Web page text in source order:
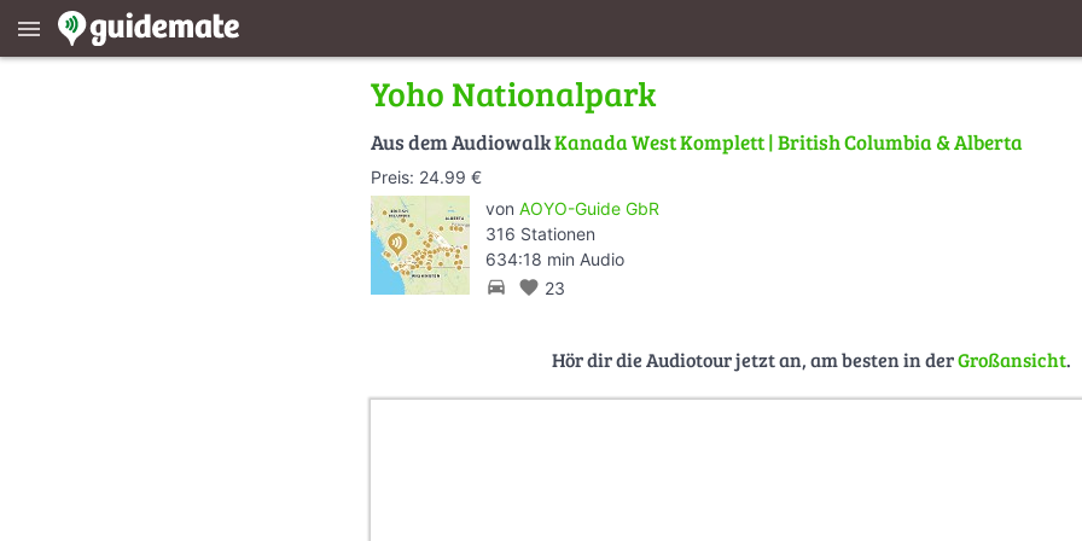
menu
Yoho Nationalpark
Aus dem AudiowalkKanada West Komplett | British Columbia & Alberta
Preis: 24.99 €
von AOYO-Guide GbR
316 Stationen
634:18 min Audio
directions_car favorite 23
Hör dir die Audiotour jetzt an, am besten in derGroßansicht.